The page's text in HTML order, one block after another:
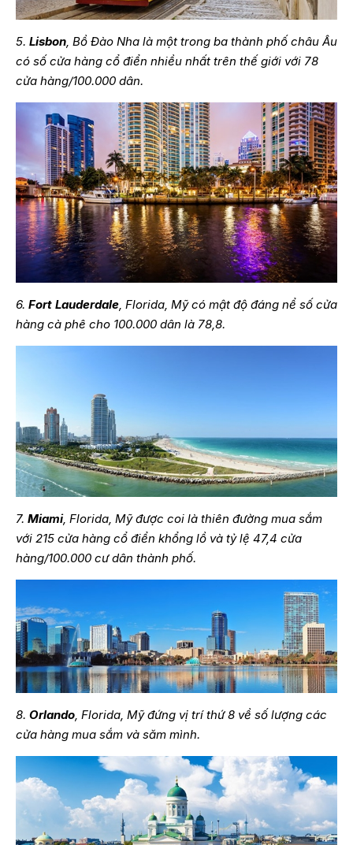
5. Lisbon, Bồ Đào Nha là một trong ba thành phố châu Âu
có số cửa hàng cổ điển nhiều nhất trên thế giới với 78
cửa hàng/100.000 dân.
6. Fort Lauderdale, Florida, Mỹ có mật độ đáng nể số cửa
hàng cà phê cho 100.000 dân là 78,8.
7. Miami, Florida, Mỹ được coi là thiên đường mua sắm
với 215 cửa hàng cổ điển khổng lồ và tỷ lệ 47,4 cửa
hàng/100.000 cư dân thành phố.
8. Orlando , Florida, Mỹ đứng vị trí thứ 8 về số lượng các
cửa hàng mua sắm và săm mình.